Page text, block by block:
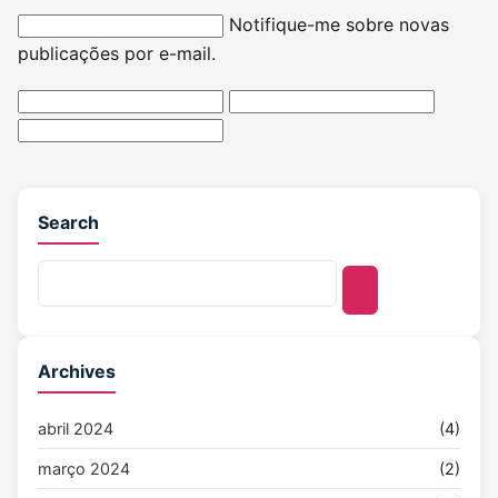
Notifique-me sobre novas
publicações por e-mail.
Search
Archives
abril 2024 (4)
março 2024 (2)